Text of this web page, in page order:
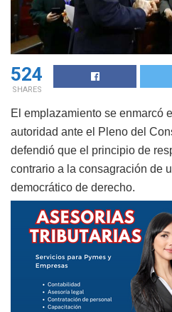
524
SHARES
El emplazamiento se enmarcó
autoridad ante el Pleno del
defendió que el principio de
contrario a la consagración de
democrático de derecho.